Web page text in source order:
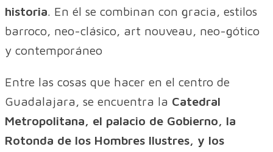
historia. En él se combinan con gracia, estilos
barroco, neo-clásico, art nouveau, neo-gótico
y contemporáneo
Entre las cosas que hacer en el centro de
Guadalajara, se encuentra la Catedral
Metropolitana, el palacio de Gobierno, la
Rotonda de los Hombres Ilustres, y los